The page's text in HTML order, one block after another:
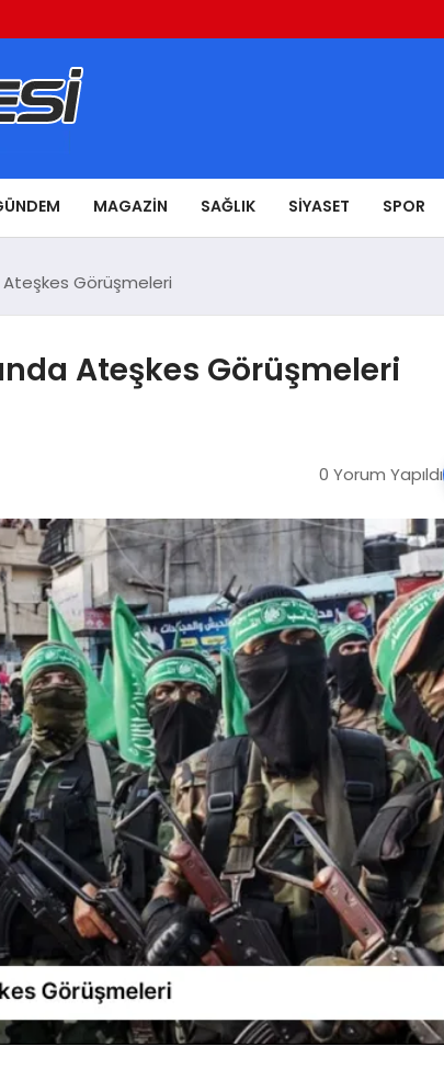
MAGAZIN SAĞLIK SIYASET SPOR
Ateşkes Görüşmeleri
Ateşkes Görüşmeleri
0 Yorum Yapıldı